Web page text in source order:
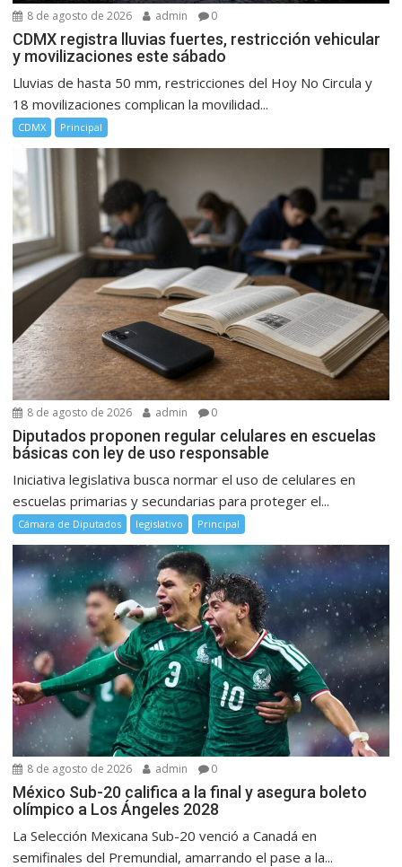
8 de agosto de 2026 admin 0
CDMX registra lluvias fuertes, restricción vehicular
y movilizaciones este sábado
Lluvias de hasta 50 mm, restricciones del Hoy No Circula y
18 movilizaciones complican la movilidad...
CDMX Principal
8 de agosto de 2026 admin 0
Diputados proponen regular celulares en escuelas
básicas con ley de uso responsable
Iniciativa legislativa busca normar el uso de celulares en
escuelas primarias y secundarias para proteger el...
Cámara de Diputados legislativo Principal
8 de agosto de 2026 admin 0
México Sub-20 califica a la final y asegura boleto
olímpico a Los Ángeles 2028
La Selección Mexicana Sub-20 venció a Canadá en
semifinales del Premundial, amarrando el pase a la...